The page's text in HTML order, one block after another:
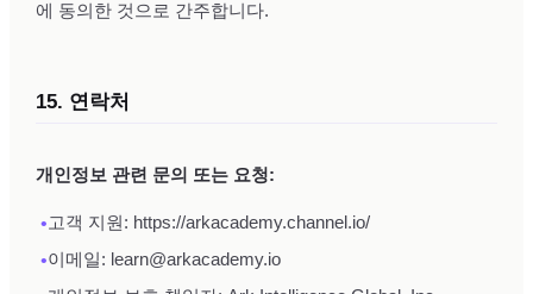
에 동의한 것으로 간주합니다.
15. 연락처
개인정보 관련 문의 또는 요청:
•고객 지원: https://arkacademy.channel.io/
•이메일: learn@arkacademy.io